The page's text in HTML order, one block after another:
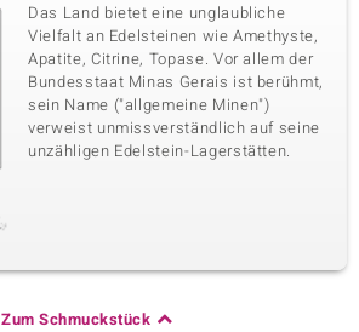
Das Land bietet eine unglaubliche
Vielfalt an Edelsteinen wie Amethyste,
Apatite, Citrine, Topase. Vor allem der
Bundesstaat Minas Gerais ist berühmt,
sein Name ("allgemeine Minen")
verweist unmissverständlich auf seine
unzähligen Edelstein-Lagerstätten.
Zum Schmuckstück